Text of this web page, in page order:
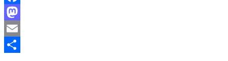
Facebook
Mastodon
Email